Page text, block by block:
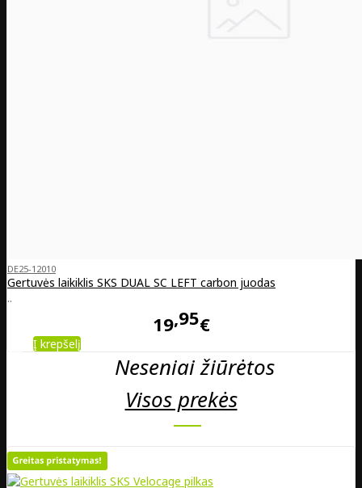
DE25-12010
Gertuvės laikiklis SKS DUAL SC LEFT carbon juodas
..
19 95€
Į krepšelį
Neseniai žiūrėtos
Visos prekės